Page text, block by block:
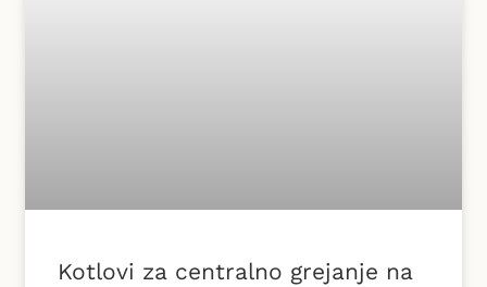
Kotlovi za centralno grejanje na